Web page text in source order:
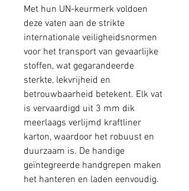
Met hun UN-keurmerk voldoen
deze vaten aan de strikte
internationale veiligheidsnormen
voor het transport van gevaarlijke
stoffen, wat gegarandeerde
sterkte, lekvrijheid en
betrouwbaarheid betekent. Elk vat
is vervaardigd uit 3 mm dik
meerlaags verlijmd kraftliner
karton, waardoor het robuust en
duurzaam is. De handige
geïntegreerde handgrepen maken
het hanteren en laden eenvoudig.